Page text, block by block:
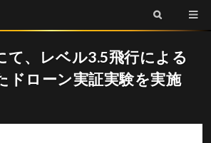
て、レベル3.5飛行による
ドローン実証実験を実施